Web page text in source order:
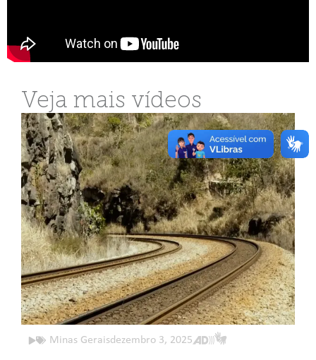
Veja mais vídeos
Minas Geraisdezembro 3, 2025